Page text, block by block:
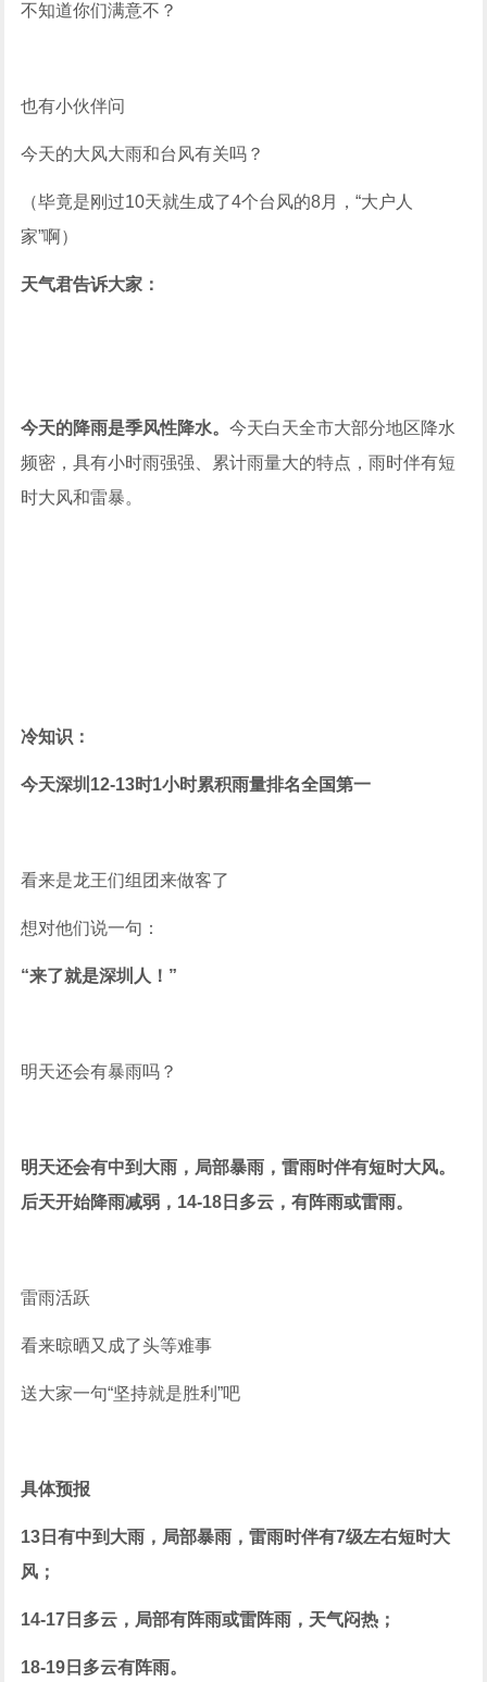
不知道你们满意不？
也有小伙伴问
今天的大风大雨和台风有关吗？
（毕竟是刚过10天就生成了4个台风的8月，“大户人
家”啊）
天气君告诉大家：
今天的降雨是季风性降水。今天白天全市大部分地区降水
频密，具有小时雨强强、累计雨量大的特点，雨时伴有短
时大风和雷暴。
冷知识：
今天深圳12-13时1小时累积雨量排名全国第一
看来是龙王们组团来做客了
想对他们说一句：
“来了就是深圳人！”
明天还会有暴雨吗？
明天还会有中到大雨，局部暴雨，雷雨时伴有短时大风。
后天开始降雨减弱，14-18日多云，有阵雨或雷雨。
雷雨活跃
看来晾晒又成了头等难事
送大家一句“坚持就是胜利”吧
具体预报
13日有中到大雨，局部暴雨，雷雨时伴有7级左右短时大
风；
14-17日多云，局部有阵雨或雷阵雨，天气闷热；
18-19日多云有阵雨。